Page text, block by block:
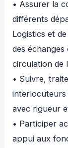
• Assurer la
différents
Logistics et
des
circulation de
• Suivre,
interlocuteurs
avec rigueur
• Participer
appui aux